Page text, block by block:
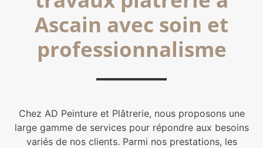
Ascain avec soin et
professionnalisme
Chez AD Peinture et Plâtrerie, nous proposons une
large gamme de services pour répondre aux besoins
variés de nos clients. Parmi nos prestations, les